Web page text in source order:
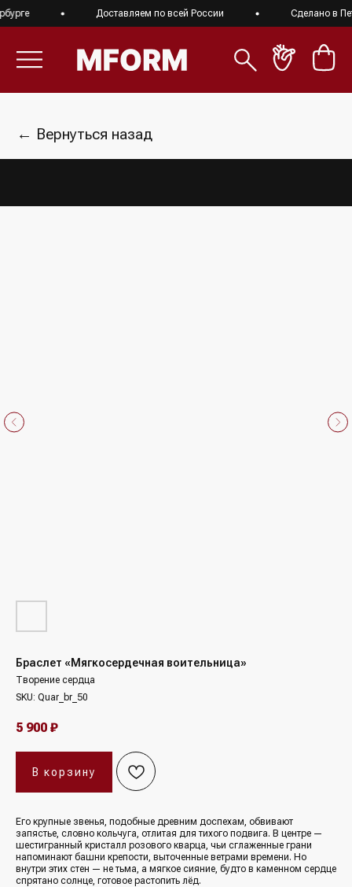
Доставляем по всей России Сделано в
← Вернуться назад
Браслет «Мягкосердечная воительница»
Творение сердца
SKU: Quar_br_50
5 900 ₽
В корзину
Его крупные звенья, подобные древним доспехам, обвивают
запястье, словно кольчуга, отлитая для тихого подвига. В центре —
шестигранный кристалл розового кварца, чьи сглаженные грани
напоминают башни крепости, выточенные ветрами времени. Но
внутри этих стен — не тьма, а мягкое сияние, будто в каменном сердце
спрятано солнце, готовое растопить лёд.